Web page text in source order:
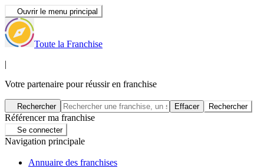
Ouvrir le menu principal
Toute la Franchise
|
Votre partenaire pour réussir en franchise
Rechercher Effacer Rechercher
Référencer ma franchise
Se connecter
Navigation principale
Annuaire des franchises